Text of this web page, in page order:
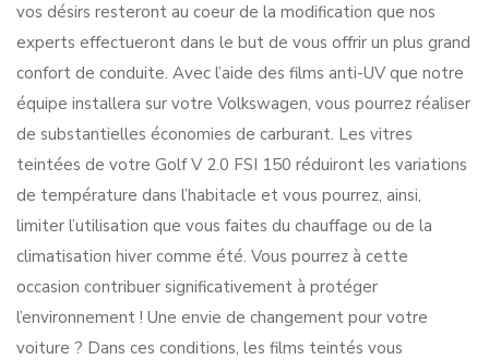
vos désirs resteront au coeur de la modification que nos
experts effectueront dans le but de vous offrir un plus grand
confort de conduite. Avec l’aide des films anti-UV que notre
équipe installera sur votre Volkswagen, vous pourrez réaliser
de substantielles économies de carburant. Les vitres
teintées de votre Golf V 2.0 FSI 150 réduiront les variations
de température dans l’habitacle et vous pourrez, ainsi,
limiter l’utilisation que vous faites du chauffage ou de la
climatisation hiver comme été. Vous pourrez à cette
occasion contribuer significativement à protéger
l’environnement ! Une envie de changement pour votre
voiture ? Dans ces conditions, les films teintés vous